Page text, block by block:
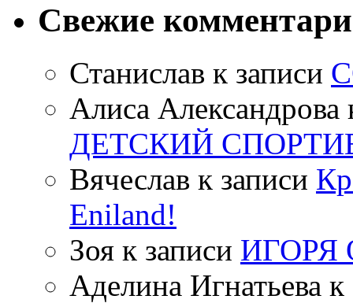
Свежие
Станислав к записи
Алиса Александрова
ДЕТСКИЙ
Вячеслав к записи
Eniland!
Зоя к записи ИГОРЯ
Аделина Игнатьева к